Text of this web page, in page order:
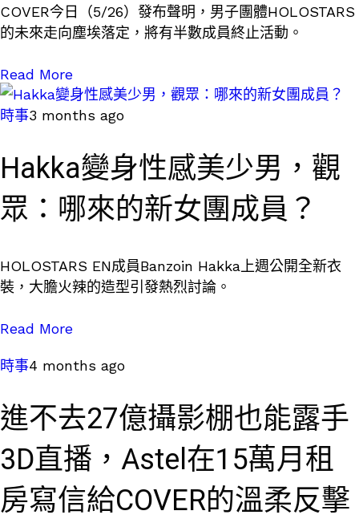
COVER今日（5/26）發布聲明，男子團體HOLOSTARS
的未來走向塵埃落定，將有半數成員終止活動。
Read More
時事3 months ago
Hakka變身性感美少男，觀
眾：哪來的新女團成員？
HOLOSTARS EN成員Banzoin Hakka上週公開全新衣
裝，大膽火辣的造型引發熱烈討論。
Read More
時事4 months ago
進不去27億攝影棚也能露手
3D直播，Astel在15萬月租
房寫信給COVER的溫柔反擊